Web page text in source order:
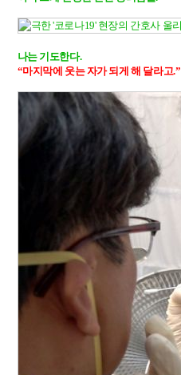
나는 기도한다.
“마지막에 웃는 자가 되게 해 달라고.”